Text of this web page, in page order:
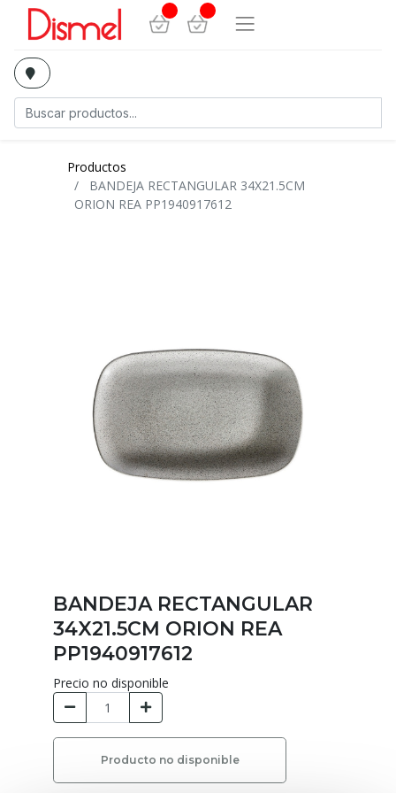
Productos
BANDEJA RECTANGULAR 34X21.5CM
ORION REA PP1940917612
BANDEJA RECTANGULAR
34X21.5CM ORION REA
PP1940917612
Precio no disponible
Producto no disponible